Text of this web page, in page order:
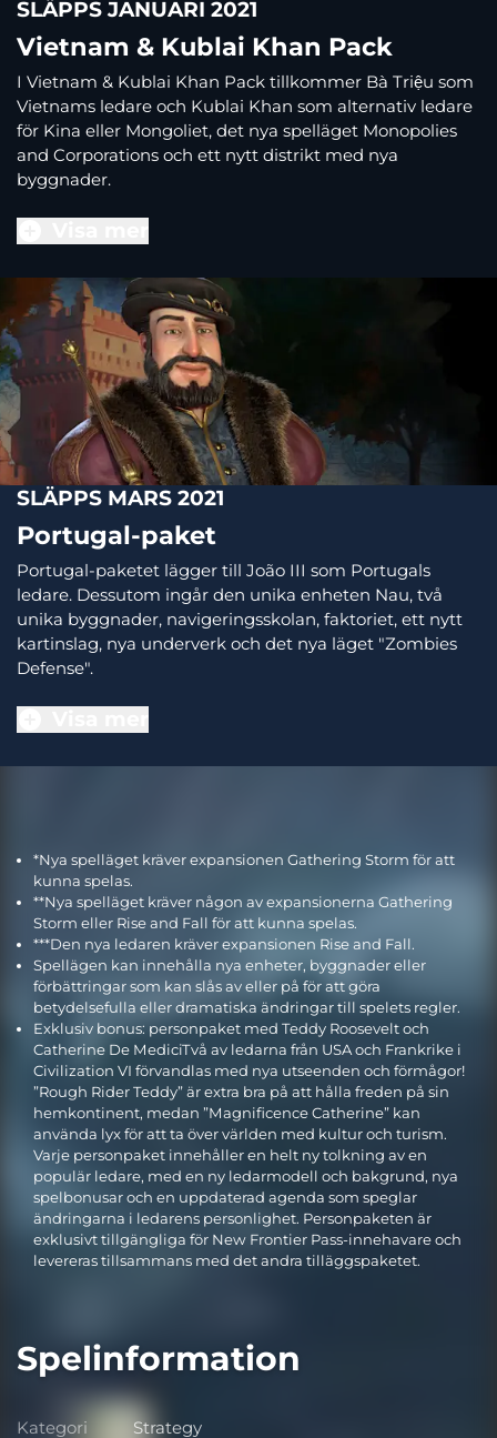
SLÄPPS JANUARI 2021
Vietnam & Kublai Khan Pack
I Vietnam & Kublai Khan Pack tillkommer Bà Triệu som
Vietnams ledare och Kublai Khan som alternativ ledare
för Kina eller Mongoliet, det nya spelläget Monopolies
and Corporations och ett nytt distrikt med nya
byggnader.
SLÄPPS MARS 2021
Portugal-paket
Portugal-paketet lägger till João III som Portugals
ledare. Dessutom ingår den unika enheten Nau, två
unika byggnader, navigeringsskolan, faktoriet, ett nytt
kartinslag, nya underverk och det nya läget "Zombies
Defense".
*Nya spelläget kräver expansionen Gathering Storm för att
kunna spelas.
**Nya spelläget kräver någon av expansionerna Gathering
Storm eller Rise and Fall för att kunna spelas.
***Den nya ledaren kräver expansionen Rise and Fall.
Spellägen kan innehålla nya enheter, byggnader eller
förbättringar som kan slås av eller på för att göra
betydelsefulla eller dramatiska ändringar till spelets regler.
Exklusiv bonus: personpaket med Teddy Roosevelt och
Catherine De MediciTvå av ledarna från USA och Frankrike i
Civilization VI förvandlas med nya utseenden och förmågor!
”Rough Rider Teddy” är extra bra på att hålla freden på sin
hemkontinent, medan ”Magnificence Catherine” kan
använda lyx för att ta över världen med kultur och turism.
Varje personpaket innehåller en helt ny tolkning av en
populär ledare, med en ny ledarmodell och bakgrund, nya
spelbonusar och en uppdaterad agenda som speglar
ändringarna i ledarens personlighet. Personpaketen är
exklusivt tillgängliga för New Frontier Pass-innehavare och
levereras tillsammans med det andra tilläggspaketet.
Spelinformation
Kategori Strategy